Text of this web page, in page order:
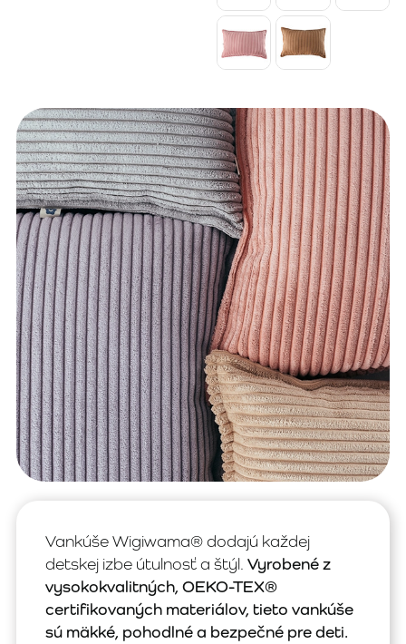
Vankúše Wigiwama® dodajú každej
detskej izbe útulnosť a štýl. Vyrobené z
vysokokvalitných, OEKO-TEX®
certifikovaných materiálov, tieto vankúše
sú mäkké, pohodlné a bezpečné pre deti.